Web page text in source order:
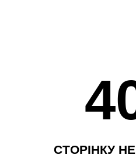
СТОРІНКУ НЕ